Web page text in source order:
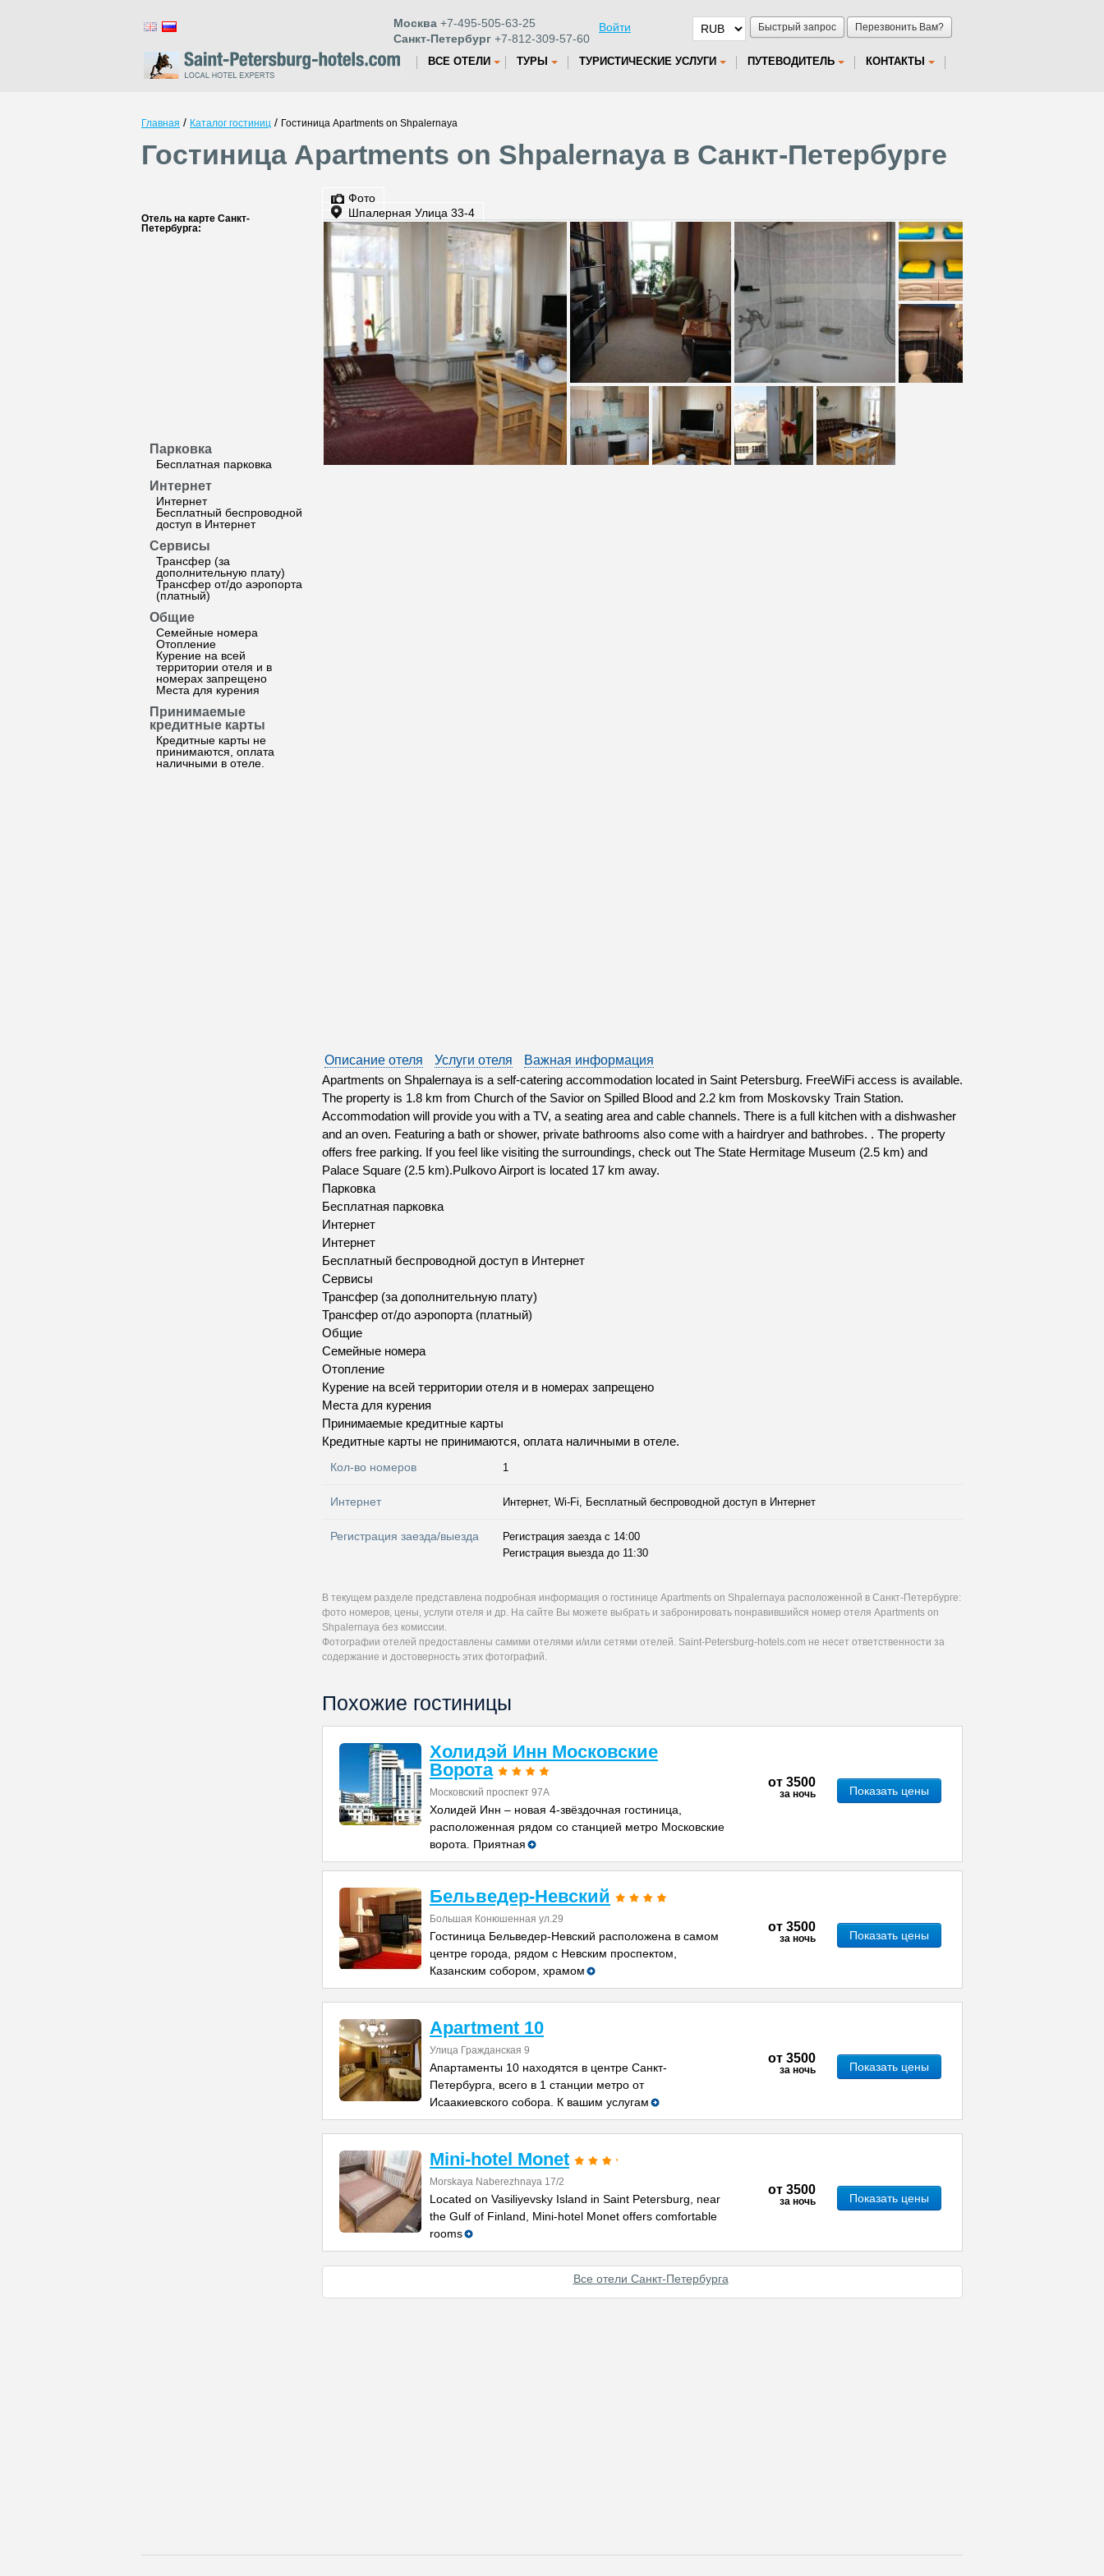
Быстрый запрос Перезвонить Вам?
Москва +7-495-505-63-25
Санкт-Петербург +7-812-309-57-60
Войти
ВСЕ ОТЕЛИ ТУРЫ ТУРИСТИЧЕСКИЕ УСЛУГИ ПУТЕВОДИТЕЛЬ КОНТАКТЫ
Главная / Каталог гостиниц / Гостиница Apartments on Shpalernaya
Гостиница Apartments on Shpalernaya в Санкт-Петербурге
Отель на карте Санкт-
Петербурга:
Парковка
Бесплатная парковка
Интернет
Интернет
Бесплатный беспроводной
доступ в Интернет
Сервисы
Трансфер (за
дополнительную плату)
Трансфер от/до аэропорта
(платный)
Общие
Семейные номера
Отопление
Курение на всей
территории отеля и в
номерах запрещено
Места для курения
Принимаемые
кредитные карты
Кредитные карты не
принимаются, оплата
наличными в отеле.
Фото
Шпалерная Улица 33-4
Описание отеля Услуги отеля
Важная информация
Apartments on Shpalernaya is a self-catering accommodation located in Saint Petersburg. FreeWiFi access is available.
The property is 1.8 km from Church of the Savior on Spilled Blood and 2.2 km from Moskovsky Train Station.
Accommodation will provide you with a TV, a seating area and cable channels. There is a full kitchen with a dishwasher
and an oven. Featuring a bath or shower, private bathrooms also come with a hairdryer and bathrobes. . The property
offers free parking. If you feel like visiting the surroundings, check out The State Hermitage Museum (2.5 km) and
Palace Square (2.5 km).Pulkovo Airport is located 17 km away.
Парковка
Бесплатная парковка
Интернет
Интернет
Бесплатный беспроводной доступ в Интернет
Сервисы
Трансфер (за дополнительную плату)
Трансфер от/до аэропорта (платный)
Общие
Семейные номера
Отопление
Курение на всей территории отеля и в номерах запрещено
Места для курения
Принимаемые кредитные карты
Кредитные карты не принимаются, оплата наличными в отеле.
Кол-во номеров 1
Интернет Интернет, Wi-Fi, Бесплатный беспроводной доступ в Интернет
Регистрация заезда/выезда
Регистрация заезда с 14:00
Регистрация выезда до 11:30
В текущем разделе представлена подробная информация о гостинице Apartments on Shpalernaya расположенной в Санкт-Петербурге:
фото номеров, цены, услуги отеля и др. На сайте Вы можете выбрать и забронировать понравившийся номер отеля Apartments on
Shpalernaya без комиссии.
Фотографии отелей предоставлены самими отелями и/или сетями отелей. Saint-Petersburg-hotels.com не несет ответственности за
содержание и достоверность этих фотографий.
Похожие гостиницы
Холидэй Инн Московские
Ворота
Московский проспект 97А
Холидей Инн – новая 4-звёздочная гостиница,
расположенная рядом со станцией метро Московские
ворота. Приятная
от 3500
за ночь Показать цены
Бельведер-Невский
Большая Конюшенная ул.29
Гостиница Бельведер-Невский расположена в самом
центре города, рядом с Невским проспектом,
Казанским собором, храмом
от 3500
за ночь Показать цены
Apartment 10
Улица Гражданская 9
Апартаменты 10 находятся в центре Санкт-
Петербурга, всего в 1 станции метро от
Исаакиевского собора. К вашим услугам
от 3500
за ночь Показать цены
Mini-hotel Monet
Morskaya Naberezhnaya 17/2
Located on Vasiliyevsky Island in Saint Petersburg, near
the Gulf of Finland, Mini-hotel Monet offers comfortable
rooms
от 3500
за ночь Показать цены
Все отели Санкт-Петербурга